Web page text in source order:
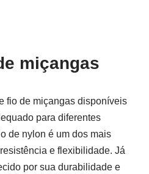
miçangas
fio de miçangas disponíveis
para diferentes
de nylon é um dos mais
e flexibilidade. Já
por sua durabilidade e